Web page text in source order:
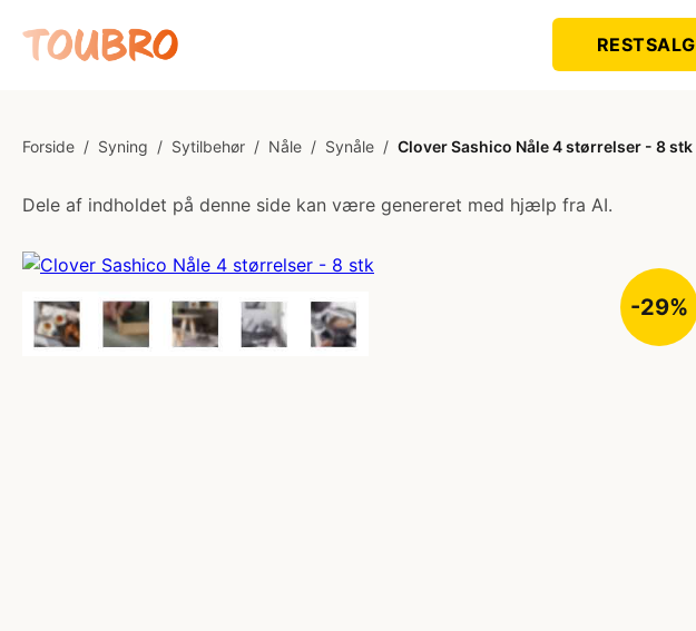
RESTSALG
Forside / Syning / Sytilbehør / Nåle / Synåle / Clover Sashico Nåle 4 størrelser - 8 stk
Dele af indholdet på denne side kan være genereret med hjælp fra AI.
-29%